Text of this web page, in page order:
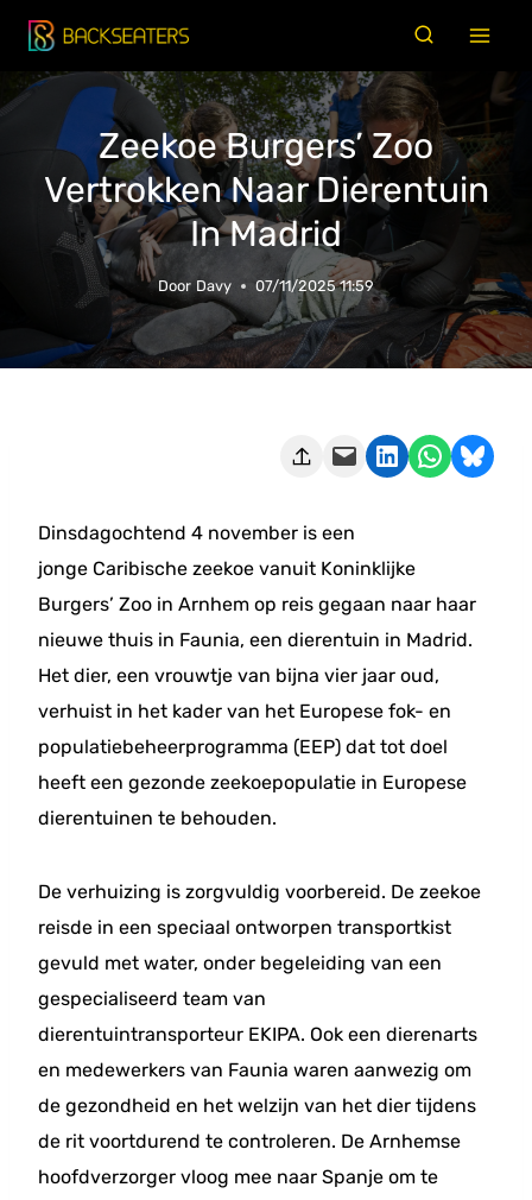
Doorgaan
naar
inhoud
Zeekoe Burgers’ Zoo
Vertrokken Naar Dierentuin
In Madrid
Door Davy 07/11/2025 11:59
Deze pagina e-mailen Delen op LinkedIn Delen via WhatsApp Share on Bluesky
Dinsdagochtend 4 november is een
jonge Caribische zeekoe vanuit Koninklijke
Burgers’ Zoo in Arnhem op reis gegaan naar haar
nieuwe thuis in Faunia, een dierentuin in Madrid.
Het dier, een vrouwtje van bijna vier jaar oud,
verhuist in het kader van het Europese fok- en
populatiebeheerprogramma (EEP) dat tot doel
heeft een gezonde zeekoepopulatie in Europese
dierentuinen te behouden.
De verhuizing is zorgvuldig voorbereid. De zeekoe
reisde in een speciaal ontworpen transportkist
gevuld met water, onder begeleiding van een
gespecialiseerd team van
dierentuintransporteur EKIPA. Ook een dierenarts
en medewerkers van Faunia waren aanwezig om
de gezondheid en het welzijn van het dier tijdens
de rit voortdurend te controleren. De Arnhemse
hoofdverzorger vloog mee naar Spanje om te